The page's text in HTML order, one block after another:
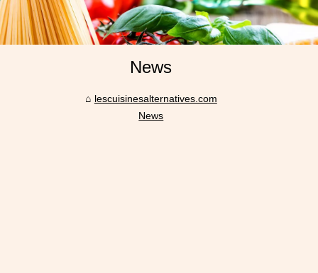
News
lescuisinesalternatives.com
News